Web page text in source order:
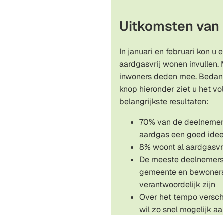
Uitkomsten
In januari en februari kon u
aardgasvrij wonen invullen.
inwoners deden mee.
knop hieronder ziet u het
belangrijkste resultaten:
70% van de
aardgas een goed idee
8% woont al
De meeste
gemeente en
verantwoordelijk zijn
Over het tempo
wil zo snel mogelijk